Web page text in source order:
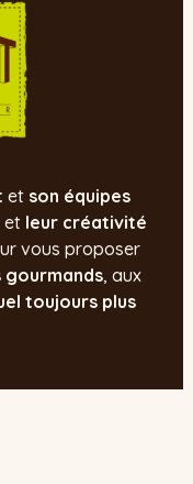
et son équipes
et leur créativité
vous proposer
, aux
toujours plus